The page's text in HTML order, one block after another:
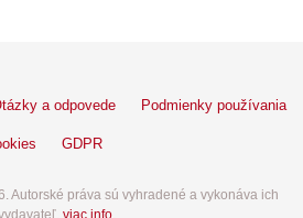
a odpovede Podmienky používania
GDPR
Autorské práva sú vyhradené a vykonáva ich
viac info.